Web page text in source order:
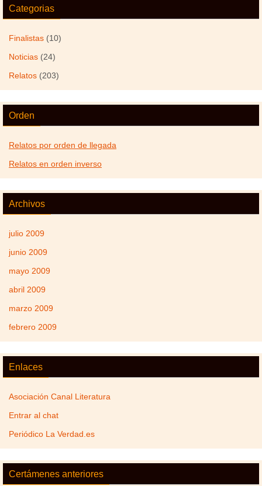
Categorias
Finalistas (10)
Noticias (24)
Relatos (203)
Orden
Relatos por orden de llegada
Relatos en orden inverso
Archivos
julio 2009
junio 2009
mayo 2009
abril 2009
marzo 2009
febrero 2009
Enlaces
Asociación Canal Literatura
Entrar al chat
Periódico La Verdad.es
Certámenes anteriores